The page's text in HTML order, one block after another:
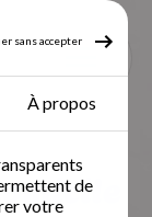
sans accepter
À propos
de
votre